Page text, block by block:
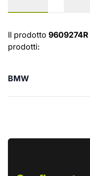
Numeri OE
Il prodotto 9609274R
prodotti:
BMW